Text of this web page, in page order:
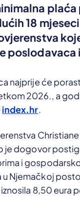
plaća
18
poslodavaca
najprije će
2026., a
index.hr.
je dogovor
i
u Njemačkoj
8,50 eura